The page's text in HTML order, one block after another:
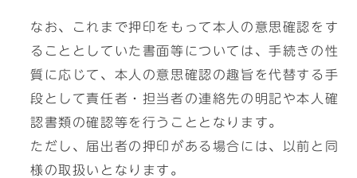
なお、これまで押印をもって本人の意思確認をす
ることとしていた書面等については、手続きの性
質に応じて、本人の意思確認の趣旨を代替する手
段として責任者・担当者の連絡先の明記や本人確
認書類の確認等を行うこととなります。
ただし、届出者の押印がある場合には、以前と同
様の取扱いとなります。